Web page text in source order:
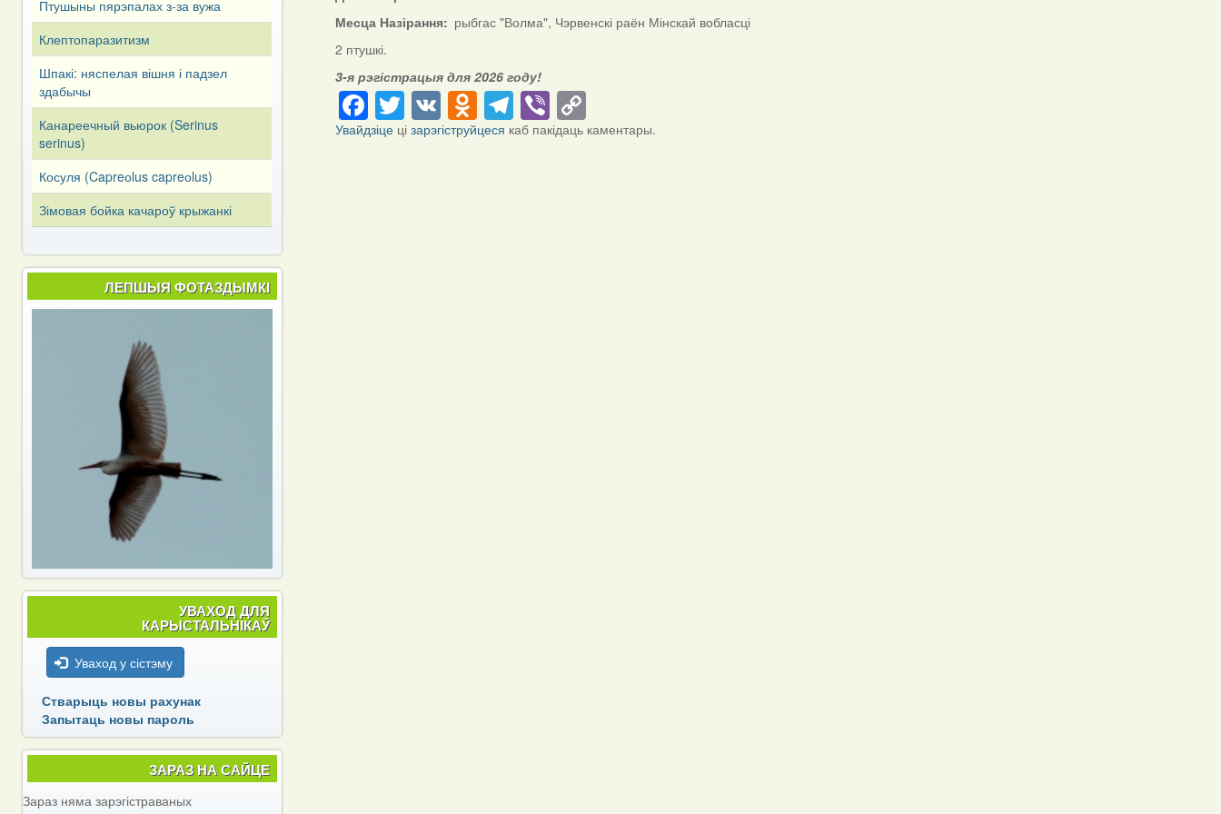
Месца Назірання
рыбгас "Волма", Чэрвенскі раён Мінскай вобласці
2 птушкі.
3-я рэгістрацыя для 2026 году!
Facebook
Twitter
VKOdnoklassniki
Telegram
Viber
Link
Увайдзіце цізарэгіструйцеся каб пакідаць каментары.
Птушыны пярэпалах з-за вужа
Клептопаразитизм
Шпакі: няспелая вішня і падзел
здабычы
Канареечный вьюрок (Serinus
serinus)
Косуля (Capreоlus capreоlus)
Зімовая бойка качароў крыжанкі
ЛЕПШЫЯ ФОТАЗДЫМКІ
УВАХОД ДЛЯ
КАРЫСТАЛЬНІКАЎ
Уваход у сістэму
Стварыць новы рахунак
Запытаць новы пароль
ЗАРАЗ НА САЙЦЕ
Зараз няма зарэгістраваных